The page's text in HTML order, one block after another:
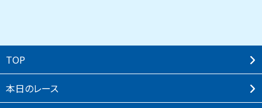
TOP
本⽇のレース